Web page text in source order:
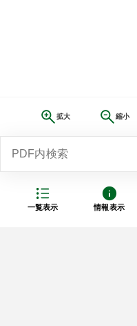
一覧表示 情報表示
拡大 縮小